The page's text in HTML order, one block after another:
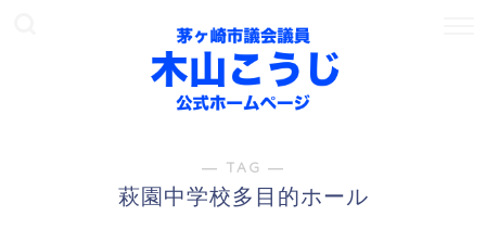
― TAG ―
萩園中学校多目的ホール